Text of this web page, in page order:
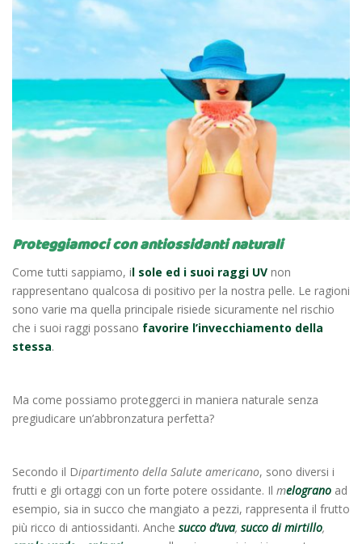
Proteggiamoci con antiossidanti naturali
Come tutti sappiamo, il sole ed i suoi raggi UV non
rappresentano qualcosa di positivo per la nostra pelle. Le ragioni
sono varie ma quella principale risiede sicuramente nel rischio
che i suoi raggi possano favorire l’invecchiamento della
stessa.
Ma come possiamo proteggerci in maniera naturale senza
pregiudicare un’abbronzatura perfetta?
Secondo il Dipartimento della Salute americano, sono diversi i
frutti e gli ortaggi con un forte potere ossidante. Il melograno ad
esempio, sia in succo che mangiato a pezzi, rappresenta il frutto
più ricco di antiossidanti. Anche succo d’uva, succo di mirtillo,